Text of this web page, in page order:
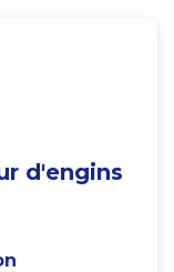
d'engins